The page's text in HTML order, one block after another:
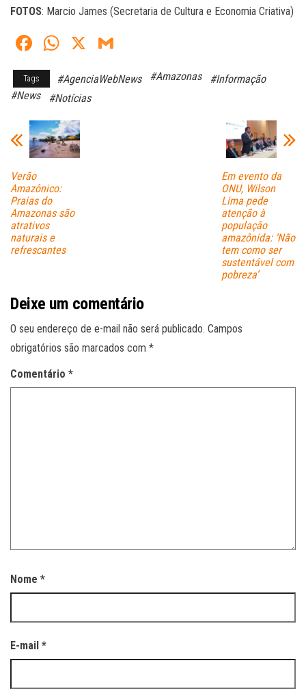
FOTOS: Marcio James (Secretaria de Cultura e Economia Criativa)
Fa
ce
bo
ok
W
ts
A
pp
X
ail
Tags #AgenciaWebNews #Amazonas
#Informação
#News
#Notícias
Verão
Amazônico:
Praias do
Amazonas são
atrativos
naturais e
refrescantes
Em evento da
ONU, Wilson
Lima pede
atenção à
população
amazônida: ‘Não
tem como ser
sustentável com
pobreza’
Deixe um comentário
O seu endereço de e-mail não será publicado. Campos
obrigatórios são marcados com *
Comentário *
Nome *
E-mail *